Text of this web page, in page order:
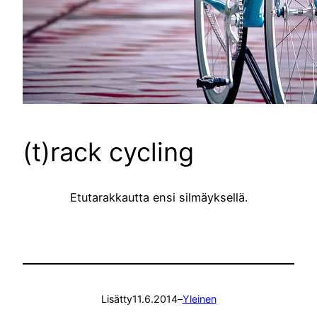
(t)rack cycling
Etutarakkautta ensi silmäyksellä.
Lisätty11.6.2014–Yleinen